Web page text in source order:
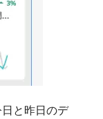
と昨日のデ